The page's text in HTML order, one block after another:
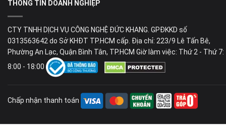
THÔNG TIN DOANH NGHIỆP
CTY TNHH DỊCH VỤ CÔNG NGHỆ ĐỨC KHANG. GPĐKKD số
0313563642 do Sở KHĐT TP.HCM cấp. Địa chỉ: 223/9 Lê Tấn Bê,
Phường An Lạc, Quận Bình Tân, TP.HCM Giờ làm việc: Thứ 2 - Thứ 7:
8:00 - 18:00
Chấp nhận thanh toán